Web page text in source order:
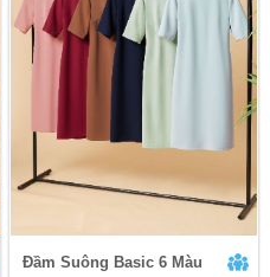
Đầm Suông Basic 6 Màu